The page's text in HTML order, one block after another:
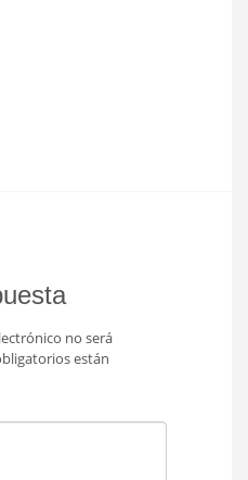
no será
están